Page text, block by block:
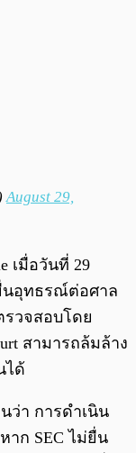
August 29,
เมื่อวันที่ 29
นอุทธรณ์ต่อศาล
วจสอบโดย
สามารถล้มล้าง
ได้
ว่า การดำเนิน
าก SEC ไม่ยื่น